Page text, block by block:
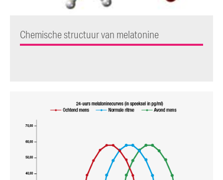
Chemische structuur van melatonine